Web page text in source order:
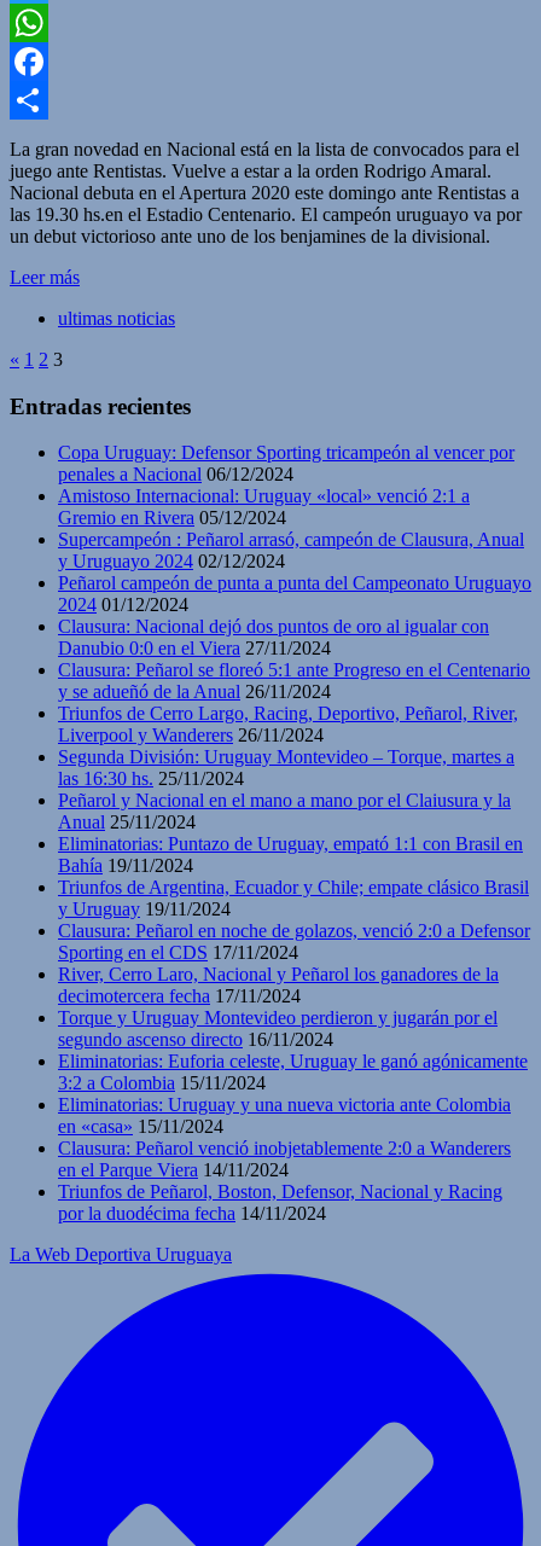
Twitter
WhatsApp
Facebook
Compartir
La gran novedad en Nacional está en la lista de convocados para el
juego ante Rentistas. Vuelve a estar a la orden Rodrigo Amaral.
Nacional debuta en el Apertura 2020 este domingo ante Rentistas a
las 19.30 hs.en el Estadio Centenario. El campeón uruguayo va por
un debut victorioso ante uno de los benjamines de la divisional.
Leer más
ultimas noticias
« 1 2 3
Entradas recientes
Copa Uruguay: Defensor Sporting tricampeón al vencer por
penales a Nacional 06/12/2024
Amistoso Internacional: Uruguay «local» venció 2:1 a
Gremio en Rivera 05/12/2024
Supercampeón : Peñarol arrasó, campeón de Clausura, Anual
y Uruguayo 2024 02/12/2024
Peñarol campeón de punta a punta del Campeonato Uruguayo
2024 01/12/2024
Clausura: Nacional dejó dos puntos de oro al igualar con
Danubio 0:0 en el Viera 27/11/2024
Clausura: Peñarol se floreó 5:1 ante Progreso en el Centenario
y se adueñó de la Anual 26/11/2024
Triunfos de Cerro Largo, Racing, Deportivo, Peñarol, River,
Liverpool y Wanderers 26/11/2024
Segunda División: Uruguay Montevideo – Torque, martes a
las 16:30 hs. 25/11/2024
Peñarol y Nacional en el mano a mano por el Claiusura y la
Anual 25/11/2024
Eliminatorias: Puntazo de Uruguay, empató 1:1 con Brasil en
Bahía 19/11/2024
Triunfos de Argentina, Ecuador y Chile; empate clásico Brasil
y Uruguay 19/11/2024
Clausura: Peñarol en noche de golazos, venció 2:0 a Defensor
Sporting en el CDS 17/11/2024
River, Cerro Laro, Nacional y Peñarol los ganadores de la
decimotercera fecha 17/11/2024
Torque y Uruguay Montevideo perdieron y jugarán por el
segundo ascenso directo 16/11/2024
Eliminatorias: Euforia celeste, Uruguay le ganó agónicamente
3:2 a Colombia 15/11/2024
Eliminatorias: Uruguay y una nueva victoria ante Colombia
en «casa» 15/11/2024
Clausura: Peñarol venció inobjetablemente 2:0 a Wanderers
en el Parque Viera 14/11/2024
Triunfos de Peñarol, Boston, Defensor, Nacional y Racing
por la duodécima fecha 14/11/2024
La Web Deportiva Uruguaya